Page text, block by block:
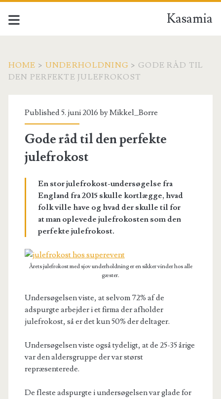
Kasamia
HOME > UNDERHOLDNING > GODE RÅD TIL
DEN PERFEKTE JULEFROKOST
Published 5. juni 2016 byMikkel_Borre
Gode råd til den perfekte
julefrokost
En stor julefrokost-undersøgelse fra
England fra 2015 skulle kortlægge, hvad
folk ville have og hvad der skulle til for
at man oplevede julefrokosten som den
perfekte julefrokost.
Årets julefrokost med sjov underholdning er en sikker vinder hos alle
gæster.
Undersøgelsen viste, at selvom 72% af de
adspurgte arbejder i et firma der afholder
julefrokost, så er det kun 50% der deltager.
Undersøgelsen viste også tydeligt, at de 25-35 årige
var den aldersgruppe der var størst
repræsenterede.
De fleste adspurgte i undersøgelsen var glade for